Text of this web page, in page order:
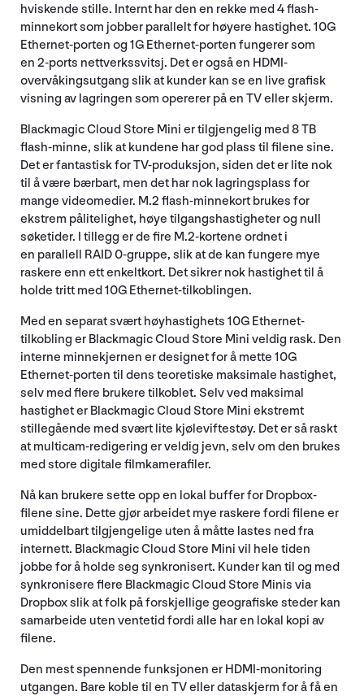
hviskende stille. Internt har den en rekke med 4 flash-
minnekort som jobber parallelt for høyere hastighet. 10G
Ethernet-porten og 1G Ethernet-porten fungerer som
en 2-ports nettverkssvitsj. Det er også en HDMI-
overvåkingsutgang slik at kunder kan se en live grafisk
visning av lagringen som opererer på en TV eller skjerm.
Blackmagic Cloud Store Mini er tilgjengelig med 8 TB
flash-minne, slik at kundene har god plass til filene sine.
Det er fantastisk for TV-produksjon, siden det er lite nok
til å være bærbart, men det har nok lagringsplass for
mange videomedier. M.2 flash-minnekort brukes for
ekstrem pålitelighet, høye tilgangshastigheter og null
søketider. I tillegg er de fire M.2-kortene ordnet i
en parallell RAID 0-gruppe, slik at de kan fungere mye
raskere enn ett enkeltkort. Det sikrer nok hastighet til å
holde tritt med 10G Ethernet-tilkoblingen.
Med en separat svært høyhastighets 10G Ethernet-
tilkobling er Blackmagic Cloud Store Mini veldig rask. Den
interne minnekjernen er designet for å mette 10G
Ethernet-porten til dens teoretiske maksimale hastighet,
selv med flere brukere tilkoblet. Selv ved maksimal
hastighet er Blackmagic Cloud Store Mini ekstremt
stillegående med svært lite kjøleviftestøy. Det er så raskt
at multicam-redigering er veldig jevn, selv om den brukes
med store digitale filmkamerafiler.
Nå kan brukere sette opp en lokal buffer for Dropbox-
filene sine. Dette gjør arbeidet mye raskere fordi filene er
umiddelbart tilgjengelige uten å måtte lastes ned fra
internett. Blackmagic Cloud Store Mini vil hele tiden
jobbe for å holde seg synkronisert. Kunder kan til og med
synkronisere flere Blackmagic Cloud Store Minis via
Dropbox slik at folk på forskjellige geografiske steder kan
samarbeide uten ventetid fordi alle har en lokal kopi av
filene.
Den mest spennende funksjonen er HDMI-monitoring
utgangen. Bare koble til en TV eller dataskjerm for å få en